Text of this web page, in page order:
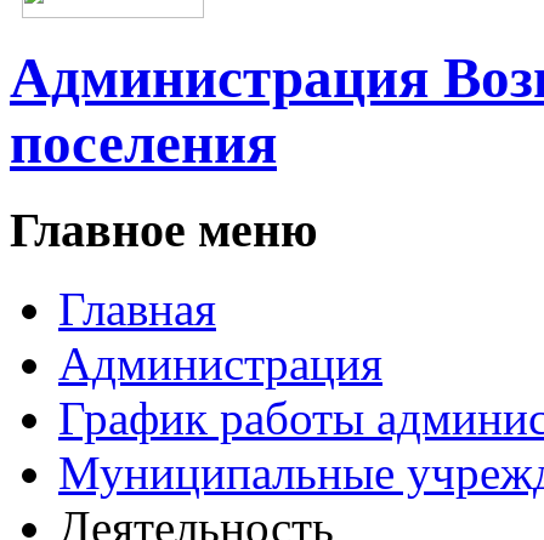
Администрация
поселения
Главное меню
Главная
Администрация
График работы
Муниципальные
Деятельность